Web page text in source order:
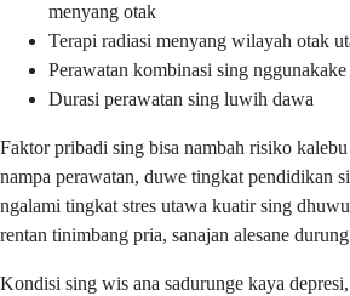
menyang otak
Terapi radiasi menyang wilayah otak
Perawatan kombinasi sing
Durasi perawatan sing luwih dawa
Faktor pribadi sing bisa nambah risiko
nampa perawatan, duwe tingkat pendidikan
ngalami tingkat stres utawa kuatir sing
rentan tinimbang pria, sanajan alesane
Kondisi sing wis ana sadurunge kaya